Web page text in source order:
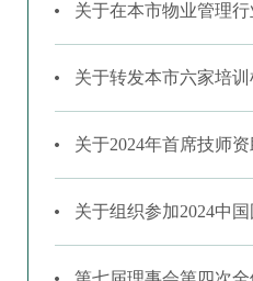
关于在本市物业管理
关于转发本市六家培
关于2024年首席技师
关于组织参加2024中